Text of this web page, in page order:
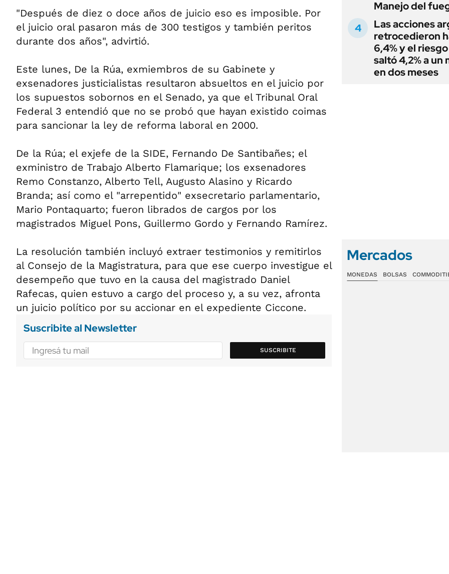
"Después de diez o doce años de juicio eso es imposible. Por
el juicio oral pasaron más de 300 testigos y también peritos
durante dos años", advirtió.
Este lunes, De la Rúa, exmiembros de su Gabinete y
exsenadores justicialistas resultaron absueltos en el juicio por
los supuestos sobornos en el Senado, ya que el Tribunal Oral
Federal 3 entendió que no se probó que hayan existido coimas
para sancionar la ley de reforma laboral en 2000.
De la Rúa; el exjefe de la SIDE, Fernando De Santibañes; el
exministro de Trabajo Alberto Flamarique; los exsenadores
Remo Constanzo, Alberto Tell, Augusto Alasino y Ricardo
Branda; así como el "arrepentido" exsecretario parlamentario,
Mario Pontaquarto; fueron librados de cargos por los
magistrados Miguel Pons, Guillermo Gordo y Fernando Ramírez.
La resolución también incluyó extraer testimonios y remitirlos
al Consejo de la Magistratura, para que ese cuerpo investigue el
desempeño que tuvo en la causa del magistrado Daniel
Rafecas, quien estuvo a cargo del proceso y, a su vez, afronta
un juicio político por su accionar en el expediente Ciccone.
Suscribite al Newsletter
SUSCRIBITE
Manejo del
Las acciones
retrocedieron
6,4% y el
saltó 4,2% a un
en dos meses
Mercados
MONEDAS BOLSAS